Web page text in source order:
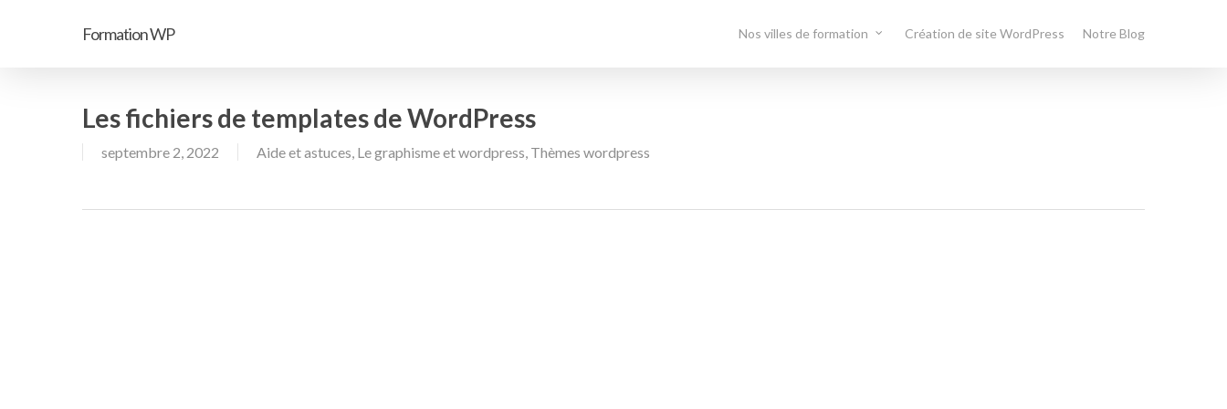
Formation WP Nos villes de formation Création de site WordPress Notre Blog
Les fichiers de templates de WordPress
septembre 2, 2022 Aide et astuces, Le graphisme et wordpress, Thèmes wordpress